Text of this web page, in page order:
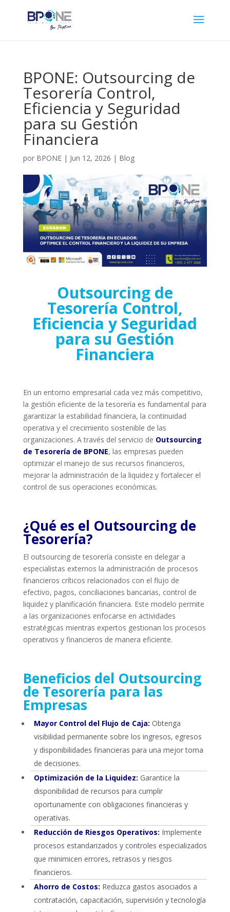
BPONE: Outsourcing de
Tesorería Control,
Eficiencia y Seguridad
para su Gestión
Financiera
por BPONE| Jun 12, 2026 | Blog
Outsourcing de
Tesorería Control,
Eficiencia y Seguridad
para su Gestión
Financiera
En un entorno empresarial cada vez más competitivo,
la gestión eficiente de la tesorería es fundamental para
garantizar la estabilidad financiera, la continuidad
operativa y el crecimiento sostenible de las
organizaciones. A través del servicio de Outsourcing
de Tesorería de BPONE, las empresas pueden
optimizar el manejo de sus recursos financieros,
mejorar la administración de la liquidez y fortalecer el
control de sus operaciones económicas.
¿Qué es el Outsourcing de
Tesorería?
El outsourcing de tesorería consiste en delegar a
especialistas externos la administración de procesos
financieros críticos relacionados con el flujo de
efectivo, pagos, conciliaciones bancarias, control de
liquidez y planificación financiera. Este modelo permite
a las organizaciones enfocarse en actividades
estratégicas mientras expertos gestionan los procesos
operativos y financieros de manera eficiente.
Beneficios del Outsourcing
de Tesorería para las
Empresas
Mayor Control del Flujo de Caja: Obtenga
visibilidad permanente sobre los ingresos, egresos
y disponibilidades financieras para una mejor toma
de decisiones.
Optimización de la Liquidez: Garantice la
disponibilidad de recursos para cumplir
oportunamente con obligaciones financieras y
operativas.
Reducción de Riesgos Operativos: Implemente
procesos estandarizados y controles especializados
que minimicen errores, retrasos y riesgos
financieros.
Ahorro de Costos: Reduzca gastos asociados a
contratación, capacitación, supervisión y tecnología